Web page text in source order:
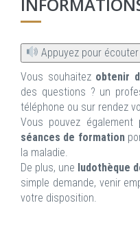
Appuyez pour écouter
Vous souhaitez obtenir
des questions ? un
téléphone ou sur rendez
Vous pouvez également
séances de formation
la maladie.
De plus, une ludothèque
simple demande, venir
votre disposition.